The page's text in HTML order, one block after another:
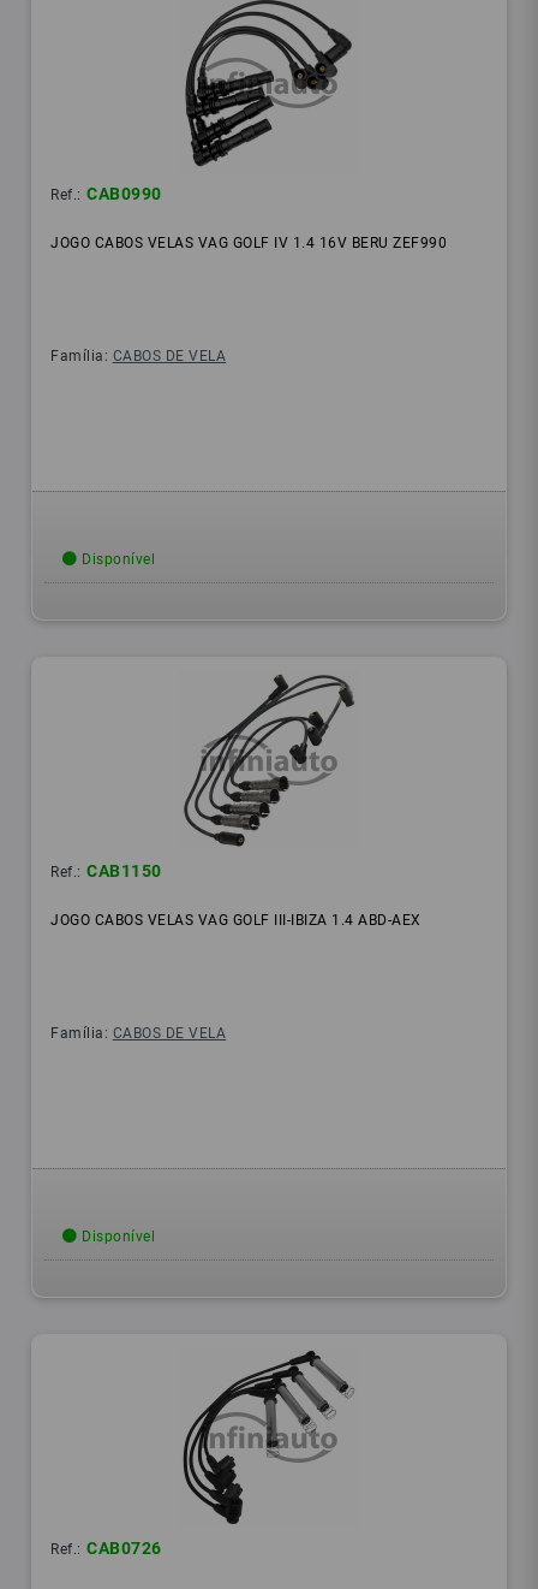
Ref.: CAB0990
JOGO CABOS VELAS VAG GOLF IV 1.4 16V BERU ZEF990
Família: CABOS DE VELA
Disponível
Ref.: CAB1150
JOGO CABOS VELAS VAG GOLF III-IBIZA 1.4 ABD-AEX
Família: CABOS DE VELA
Disponível
Ref.: CAB0726